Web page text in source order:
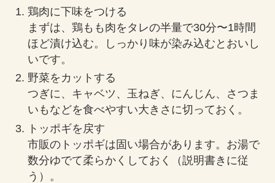
鶏肉に下味をつける
まずは、鶏もも肉をタレの半量で30分〜1時間
ほど漬け込む。しっかり味が染み込むとおいし
いです。
野菜をカットする
つぎに、キャベツ、玉ねぎ、にんじん、さつま
いもなどを食べやすい大きさに切っておく。
トッポギを戻す
市販のトッポギは固い場合があります。お湯で
数分ゆでて柔らかくしておく（説明書きに従
う）。